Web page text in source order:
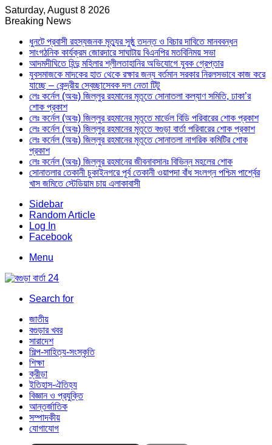
Saturday, August 8 2026
Breaking News
ধুনটে প্রবাসী রহস্যজনক মৃত্যুর সুষ্ঠু তদন্ত ও বিচার দাবিতে মানববন্ধন
সাংগঠনিক কার্যক্রম জোরদারে সাঘাটায় বিএনপির মতবিনিময় সভা
আদমদীঘিতে হিন্দু মহিলার শ্লীলতাহানির অভিযোগে যুবক গ্রেপ্তার
যুবসমাজকে মাদকের হাত থেকে রক্ষার জন্য বর্তমান সরকার নিরলসভাবে কাজ করে
যাচ্ছে – কেন্দ্রীয় স্বেচ্ছাসেবক দল নেতা টিটু
লেঃ কর্নেল (অবঃ) জিল্লুর রহমানের মৃতূতে সোনাতলা কল্যাণ সমিতি, ঢাকা’র
শোক প্রকাশ
লেঃ কর্নেল (অবঃ) জিল্লুর রহমানের মৃতূতে মার্ভেল বিডি পরিবারের শোক প্রকাশ
লেঃ কর্নেল (অবঃ) জিল্লুর রহমানের মৃতূতে বগুড়া বার্তা পরিবারের শোক প্রকাশ
লেঃ কর্নেল (অবঃ) জিল্লুর রহমানের মৃতূতে সোনাতলা নাগরিক কমিটির শোক
প্রকাশ
লেঃ কর্নেল (অবঃ) জিল্লুর রহমানের জীবনাবসানঃ বিভিন্ন মহলের শোক
সোনাতলার তেকানী চুকাইনগরে পূর্ব তেকানী ওয়াপদা বাঁধ সংলগ্ন পশ্চিম পার্শ্বের
খাস জমিতে স্টেডিয়াম চায় এলাকাবাসী
Sidebar
Random Article
Log In
Facebook
Menu
Search for
জাতীয়
বগুড়ার খবর
সারাদেশ
শিল্প-সাহিত্য-সংস্কৃতি
শিক্ষা
ক্রীড়া
ইতিহাস-ঐতিহ্য
বিজ্ঞান ও প্রযুক্তি
আন্তর্জাতিক
সম্পাদকীয়
যোগাযোগ